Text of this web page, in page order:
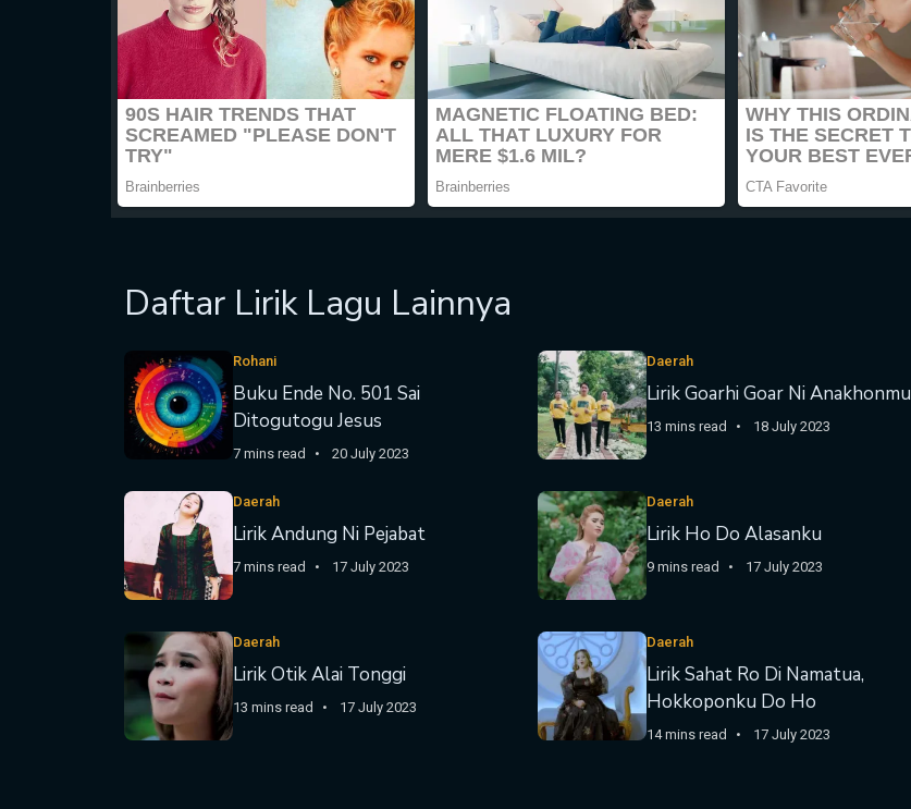
Daftar Lirik Lagu Lainnya
Rohani
Buku Ende No. 501 Sai
Ditogutogu Jesus
7 mins read 20 July 2023
Daerah
Lirik Goarhi Goar Ni Anakhonmu
13 mins read 18 July 2023
Daerah
Lirik Andung Ni Pejabat
7 mins read 17 July 2023
Daerah
Lirik Ho Do Alasanku
9 mins read 17 July 2023
Daerah
Lirik Otik Alai Tonggi
13 mins read 17 July 2023
Daerah
Lirik Sahat Ro Di Namatua,
Hokkoponku Do Ho
14 mins read 17 July 2023